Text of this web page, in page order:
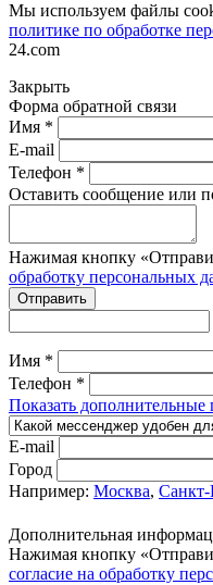
Мы используем файлы
политике по обработке
24.com
Закрыть
Форма обратной связи
Имя *
E-mail
Телефон *
Оставить сообщение или
Нажимая кнопку
обработку персональных
Отправить
Имя *
Телефон *
Показать дополнительные
E-mail
Город
Например: Москва, Санкт-
Дополнительная
Нажимая кнопку
согласие на обработку